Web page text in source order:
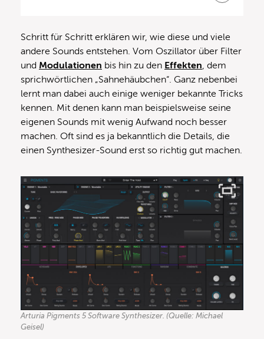
Schritt für Schritt erklären wir, wie diese und viele
andere Sounds entstehen. Vom Oszillator über Filter
und Modulationen bis hin zu den Effekten, dem
sprichwörtlichen „Sahnehäubchen“. Ganz nebenbei
lernt man dabei auch einige weniger bekannte Tricks
kennen. Mit denen kann man beispielsweise seine
eigenen Sounds mit wenig Aufwand noch besser
machen. Oft sind es ja bekanntlich die Details, die
einen Synthesizer-Sound erst so richtig gut machen.
Arturia Pigments 5 Software Synthesizer. (Quelle: Michael
Geisel)